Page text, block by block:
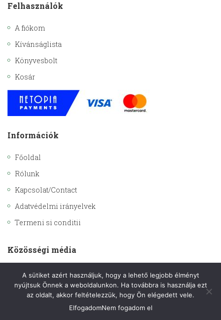
Felhasználók
A fiókom
Kívánságlista
Könyvesbolt
Kosár
Információk
Főoldal
Rólunk
Kapcsolat/Contact
Adatvédelmi irányelvek
Termeni si conditii
Közösségi média
A sütiket azért használjuk, hogy a lehető legjobb élményt
nyújtsuk Önnek a weboldalunkon. Ha továbbra is használja ezt
az oldalt, akkor feltételezzük, hogy Ön elégedett vele.
ElfogadomNem fogadom el